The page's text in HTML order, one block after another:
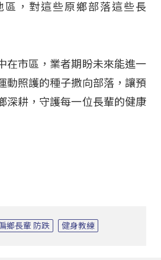
區，對這些原鄉部落這些長
在市區，業者期盼未來能進一
動照護的種子撒向部落，讓預
深耕，守護每一位長輩的健康
鄉長輩 防跌 健身教練